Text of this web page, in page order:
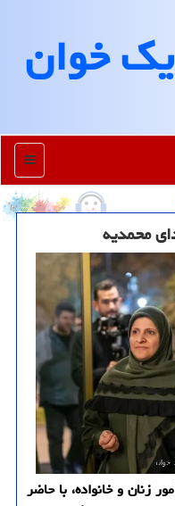
خوان
منو
محمدیه
زنان و خانواده، با حاضر